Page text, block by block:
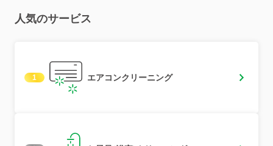
人気のサービス
1 エアコンクリーニング